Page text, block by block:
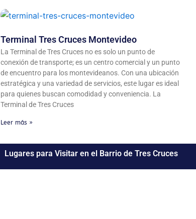
Terminal Tres Cruces Montevideo
La Terminal de Tres Cruces no es solo un punto de
conexión de transporte; es un centro comercial y un punto
de encuentro para los montevideanos. Con una ubicación
estratégica y una variedad de servicios, este lugar es ideal
para quienes buscan comodidad y conveniencia. La
Terminal de Tres Cruces
Leer más »
Lugares para Visitar en el Barrio de Tres Cruces